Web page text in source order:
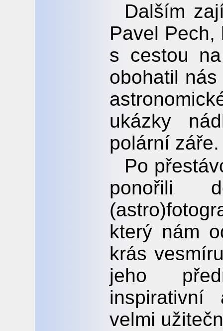
Dalším
Pavel
s cestou
obohatil
ukázky
polární záře.
Po
ponořili
který nám
krás
jeho
velmi